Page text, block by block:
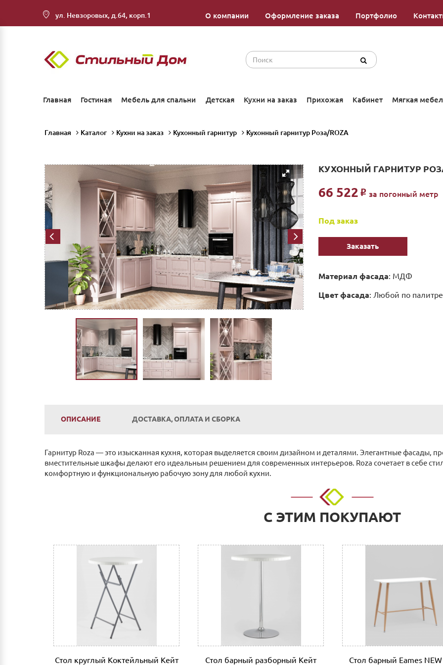
ул. Невзоровых, д.64, корп.1 О компании Оформление заказа Портфолио
Главная Гостиная Мебель для спальни Детская Кухни на заказ Прихожая Кабинет Мягкая
Главная Каталог Кухни на заказ Кухонный гарнитур Кухонный гарнитур Роза/ROZA
КУХОННЫЙ ГАРНИТУР
66 522 Р за погонный метр
Под заказ
Заказать
Материал фасада: МДФ
Цвет фасада: Любой по
ОПИСАНИЕ
Гарнитур Roza — это изысканная кухня, которая выделяется своим дизайном и деталями. Элегантные фасады,
вместительные шкафы делают его идеальным решением для современных интерьеров. Roza сочетает в себе
комфортную и функциональную рабочую зону для любой кухни.
ДОСТАВКА, ОПЛАТА И СБОРКА
Наличным и безналичным расчетом в салоне по адресу: г. Нижний Новгород, ул. Невзоровых, д.64, корп.1.
Оплата по счету: Безналичным переводом на расчетный счет. Для физических и юридических лиц.
Как оплатить:
Вы можете заполнить реквизиты при оформлении покупки в Корзине на сайте или прислать их нам на
После этого Вы получите счет для оплаты с необходимыми реквизитами, который можно оплатить в
мобильный банк, выполнив перевод на счет организации, заполнив платежное поручение согласно
Доставка
Самовывоз из г.Нижнего Новгорода. (Склад: ул.Тимирязева д.15, Офис: ул. Невзоровых, д.64, корп.1)
Доставка до адреса: Индивидуальный расчет
До транспортной компании: 700 руб. Мы работаем такими транспортными компаниями как: ПЭК, СДЭК,
С ЭТИМ ПОКУПАЮТ
Стол круглый Коктейльный Кейт
Стол барный разборный Кейт
Стол барный Eames NEW